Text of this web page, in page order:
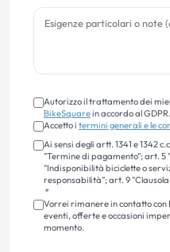
Autorizzo il trattamento dei
BikeSquarein accordo al GDPR.
Accetto i termini generali e le
Ai sensi degli artt. 1341 e 1342
"Termine di pagamento"; art. 5
"Indisponibilità biciclette o
responsabilità"; art. 9
*
Vorrei rimanere in contatto
eventi, offerte e occasioni
momento.